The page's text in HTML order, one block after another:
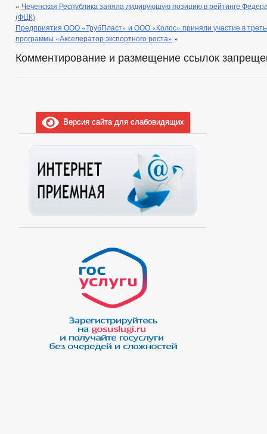
« Чеченская Республика заняла лидирующую позицию в рейтинге
(ФЦК)
Предприятия ООО «ТрубПласт» и ООО «Колос» приняли участие в
программы «Акселератор экспортного роста» »
Комментирование и размещение ссылок
Версия сайта для слабовидящих